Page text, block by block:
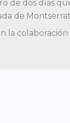
de dos días
de
la